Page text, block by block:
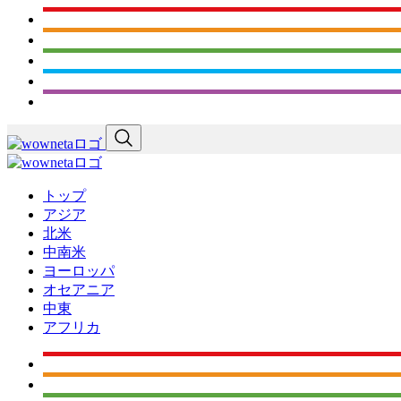
トップ
アジア
北米
中南米
ヨーロッパ
オセアニア
中東
アフリカ